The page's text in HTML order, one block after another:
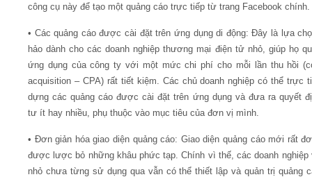
công cụ này để tạo một quảng cáo trực tiếp từ trang Facebook chính.
• Các quảng cáo được cài đặt trên ứng dụng di động: Đây là lựa
hảo dành cho các doanh nghiệp thương mại điện tử nhỏ, giúp họ
ứng dụng của công ty với một mức chi phí cho mỗi lần thu hồi
acquisition – CPA) rất tiết kiệm. Các chủ doanh nghiệp có thể trực
dựng các quảng cáo được cài đặt trên ứng dụng và đưa ra quyết
tư ít hay nhiều, phụ thuộc vào mục tiêu của đơn vị mình.
• Đơn giản hóa giao diện quảng cáo: Giao diện quảng cáo mới rất
được lược bỏ những khâu phức tạp. Chính vì thế, các doanh nghiệp
nhỏ chưa từng sử dụng qua vẫn có thể thiết lập và quản trị quảng